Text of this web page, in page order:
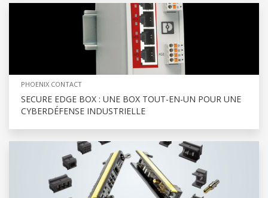
PHOENIX CONTACT
SECURE EDGE BOX : UNE BOX TOUT-EN-UN POUR UNE
CYBERDÉFENSE INDUSTRIELLE